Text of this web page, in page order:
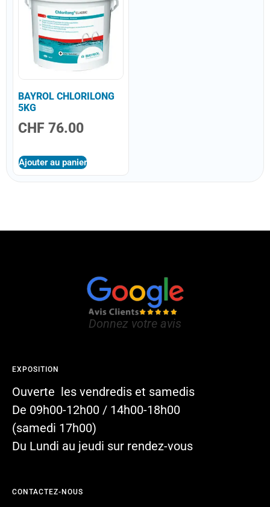
BAYROL CHLORILONG
5KG
CHF 76.00
Ajouter au panier
CONTACTEZ-NOUS
EXPOSITION
Ouverte les vendredis et samedis
De 09h00-12h00 / 14h00-18h00
(samedi 17h00)
Du Lundi au jeudi sur rendez-vous
Donnez votre avis